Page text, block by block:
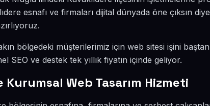
esnafı ve firmaları dijital dünyada öne çıksın
bölgedeki müşterilerimiz için web sitesi işini
SEO ve destek tek yıllık fiyatın içinde geliyor.
Kurumsal Web Tasarım Hizmeti